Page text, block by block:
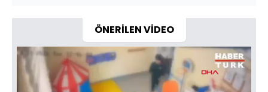
ÖNERİLEN VİDEO